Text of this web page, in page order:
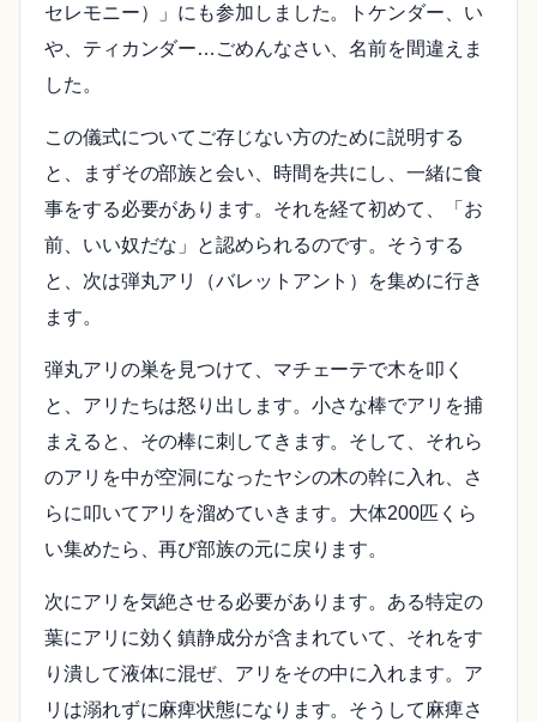
セレモニー）」にも参加しました。トケンダー、い
や、ティカンダー…ごめんなさい、名前を間違えま
した。
この儀式についてご存じない方のために説明する
と、まずその部族と会い、時間を共にし、一緒に食
事をする必要があります。それを経て初めて、「お
前、いい奴だな」と認められるのです。そうする
と、次は弾丸アリ（バレットアント）を集めに行き
ます。
弾丸アリの巣を見つけて、マチェーテで木を叩く
と、アリたちは怒り出します。小さな棒でアリを捕
まえると、その棒に刺してきます。そして、それら
のアリを中が空洞になったヤシの木の幹に入れ、さ
らに叩いてアリを溜めていきます。大体200匹くら
い集めたら、再び部族の元に戻ります。
次にアリを気絶させる必要があります。ある特定の
葉にアリに効く鎮静成分が含まれていて、それをす
り潰して液体に混ぜ、アリをその中に入れます。ア
リは溺れずに麻痺状態になります。そうして麻痺さ